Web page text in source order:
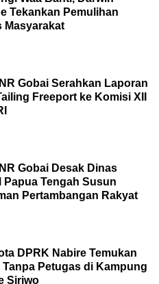
Tekankan Pemulihan
Masyarakat
Gobai Serahkan Laporan
Freeport ke Komisi XII
Gobai Desak Dinas
Papua Tengah Susun
Pertambangan Rakyat
DPRK Nabire Temukan
Tanpa Petugas di Kampung
Siriwo